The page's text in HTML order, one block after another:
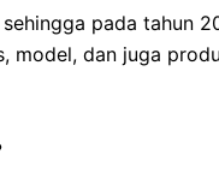
pada tahun
model, dan juga